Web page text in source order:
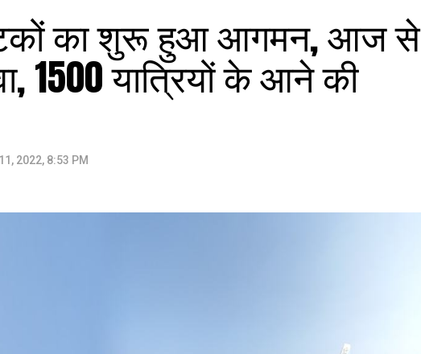
का शुरू हुआ आगमन, आज से
1500 यात्रियों के आने की
2022, 8:53 PM